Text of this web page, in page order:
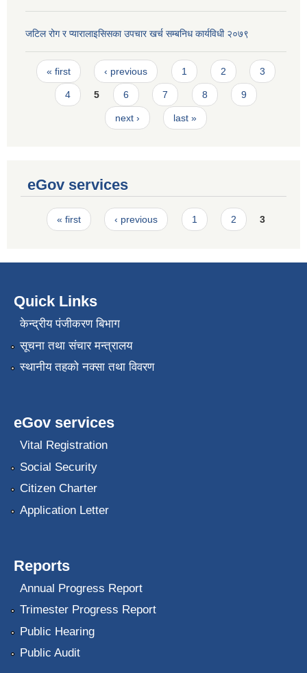
जटिल रोग र प्यारालाइसिसका उपचार खर्च सम्बनिध कार्यविधी २०७९
Pages
« first ‹ previous 1 2 3
4 5 6 7 8 9
next › last »
eGov services
Pages
« first ‹ previous 1 2 3
Quick Links
केन्द्रीय पंजीकरण बिभाग
सूचना तथा संचार मन्त्रालय
स्थानीय तहको नक्सा तथा विवरण
eGov services
Vital Registration
Social Security
Citizen Charter
Application Letter
Reports
Annual Progress Report
Trimester Progress Report
Public Hearing
Public Audit